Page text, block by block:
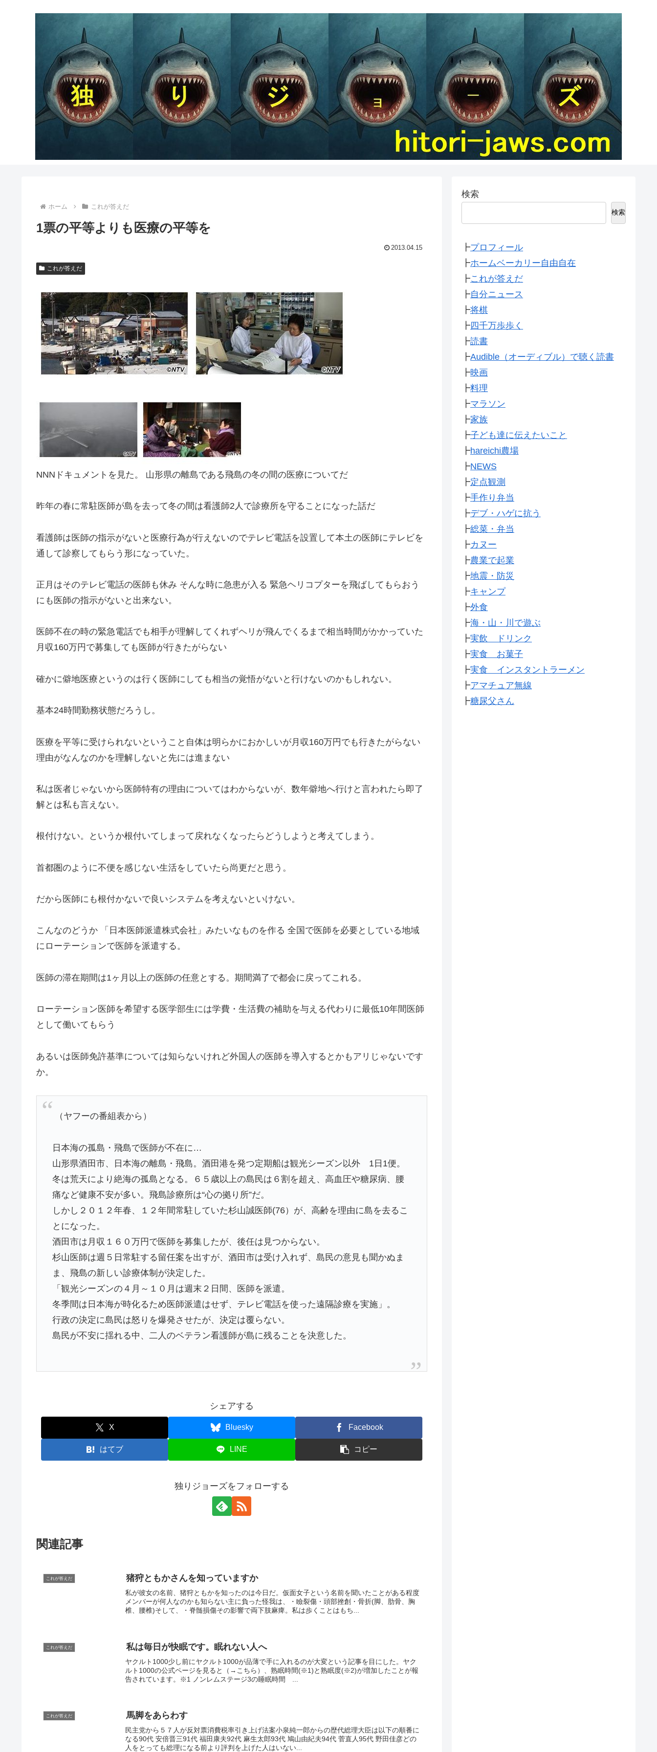
ホーム これが答えだ
1票の平等よりも医療の平等を
2013.04.15
これが答えだ
NNNドキュメントを見た。 山形県の離島である飛島の冬の間の医療についてだ
昨年の春に常駐医師が島を去って冬の間は看護師2人で診療所を守ることになった話だ
看護師は医師の指示がないと医療行為が行えないのでテレビ電話を設置して本土の医師にテレビを
通して診察してもらう形になっていた。
正月はそのテレビ電話の医師も休み そんな時に急患が入る 緊急ヘリコプターを飛ばしてもらおう
にも医師の指示がないと出来ない。
医師不在の時の緊急電話でも相手が理解してくれずヘリが飛んでくるまで相当時間がかかっていた
月収160万円で募集しても医師が行きたがらない
確かに僻地医療というのは行く医師にしても相当の覚悟がないと行けないのかもしれない。
基本24時間勤務状態だろうし。
医療を平等に受けられないということ自体は明らかにおかしいが月収160万円でも行きたがらない
理由がなんなのかを理解しないと先には進まない
私は医者じゃないから医師特有の理由についてはわからないが、数年僻地へ行けと言われたら即了
解とは私も言えない。
根付けない。というか根付いてしまって戻れなくなったらどうしようと考えてしまう。
首都圏のように不便を感じない生活をしていたら尚更だと思う。
だから医師にも根付かないで良いシステムを考えないといけない。
こんなのどうか 「日本医師派遣株式会社」みたいなものを作る 全国で医師を必要としている地域
にローテーションで医師を派遣する。
医師の滞在期間は1ヶ月以上の医師の任意とする。期間満了で都会に戻ってこれる。
ローテーション医師を希望する医学部生には学費・生活費の補助を与える代わりに最低10年間医師
として働いてもらう
あるいは医師免許基準については知らないけれど外国人の医師を導入するとかもアリじゃないです
か。
（ヤフーの番組表から）
日本海の孤島・飛島で医師が不在に…
山形県酒田市、日本海の離島・飛島。酒田港を発つ定期船は観光シーズン以外 1日1便。
冬は荒天により絶海の孤島となる。６５歳以上の島民は６割を超え、高血圧や糖尿病、腰
痛など健康不安が多い。飛島診療所は“心の拠り所”だ。
しかし２０１２年春、１２年間常駐していた杉山誠医師(76）が、高齢を理由に島を去るこ
とになった。
酒田市は月収１６０万円で医師を募集したが、後任は見つからない。
杉山医師は週５日常駐する留任案を出すが、酒田市は受け入れず、島民の意見も聞かぬま
ま、飛島の新しい診療体制が決定した。
「観光シーズンの４月～１０月は週末２日間、医師を派遣。
冬季間は日本海が時化るため医師派遣はせず、テレビ電話を使った遠隔診療を実施」。
行政の決定に島民は怒りを爆発させたが、決定は覆らない。
島民が不安に揺れる中、二人のベテラン看護師が島に残ることを決意した。
シェアする
X Bluesky Facebook
はてブ LINE コピー
独りジョーズをフォローする
関連記事
これが答えだ 猪狩ともかさんを知っていますか
私が彼女の名前、猪狩ともかを知ったのは今日だ。仮面女子という名前を聞いたことがある程度
メンバーが何人なのかも知らない主に負った怪我は、・瞼裂傷・頭部挫創・骨折(脚、肋骨、胸
椎、腰椎)そして、・脊髄損傷その影響で両下肢麻痺。私は歩くことはもち...
これが答えだ 私は毎日が快眠です。眠れない人へ
ヤクルト1000少し前にヤクルト1000が品薄で手に入れるのが大変という記事を目にした。ヤク
ルト1000の公式ページを見ると（→こちら）、熟眠時間(※1)と熟眠度(※2)が増加したことが報
告されています。※1 ノンレムステージ3の睡眠時間 ...
これが答えだ 馬脚をあらわす
民主党から５７人が反対票消費税率引き上げ法案小泉純一郎からの歴代総理大臣は以下の順番に
なる90代 安倍晋三91代 福田康夫92代 麻生太郎93代 鳩山由紀夫94代 菅直人95代 野田佳彦どの
人をとっても総理になる前より評判を上げた人はいない...
検索
検索
┣プロフィール
┣ホームベーカリー自由自在
┣これが答えだ
┣自分ニュース
┣将棋
┣四千万歩歩く
┣読書
┣Audible（オーディブル）で聴く読書
┣映画
┣料理
┣マラソン
┣家族
┣子ども達に伝えたいこと
┣hareichi農場
┣NEWS
┣定点観測
┣手作り弁当
┣デブ・ハゲに抗う
┣総菜・弁当
┣カヌー
┣農業で起業
┣地震・防災
┣キャンプ
┣外食
┣海・山・川で遊ぶ
┣実飲 ドリンク
┣実食 お菓子
┣実食 インスタントラーメン
┣アマチュア無線
┣糖尿父さん